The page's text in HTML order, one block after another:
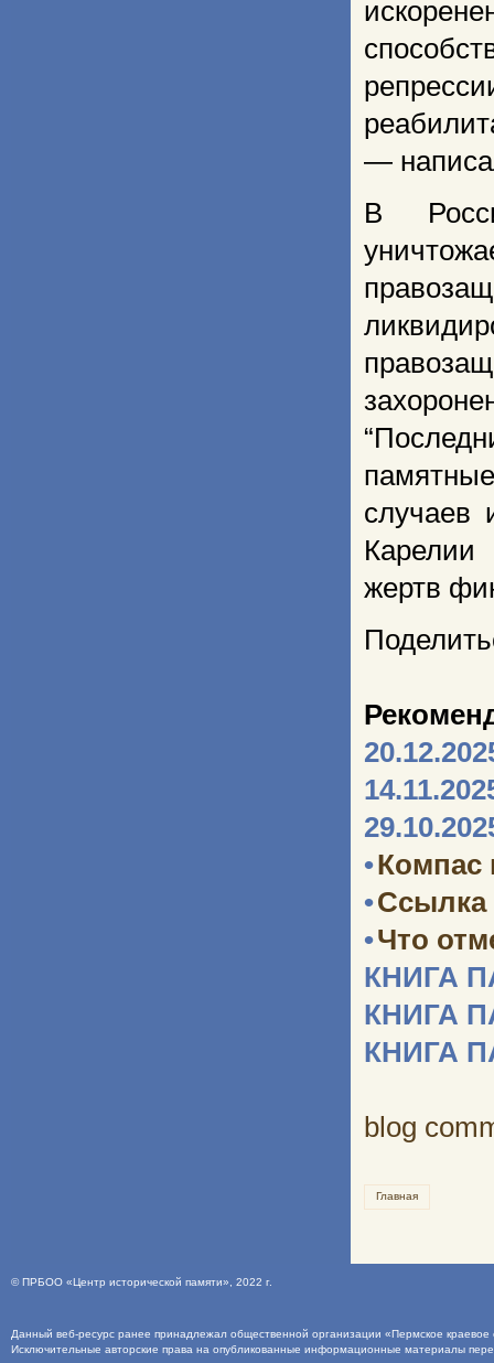
—
В
случаев
Карелии
жертв
•Компас
•Ссылка
•Что
КНИГА
КНИГА
КНИГА
blog
Главная
©ПРБОО «Центр исторической памяти» , 2022 г.
Данный веб-ресурс ранее принадлежал общественной организации «Пермское
Исключительные авторские права на опубликованные информационные материалы